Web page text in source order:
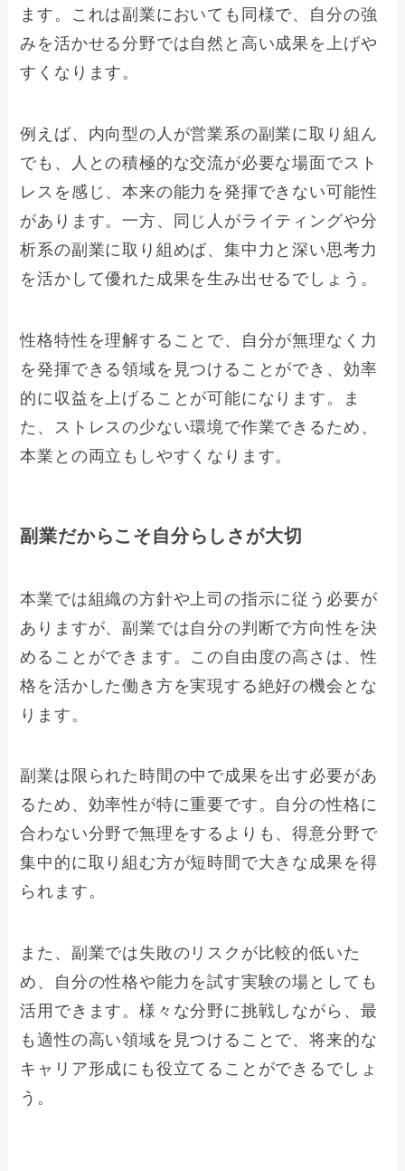
ます。これは副業においても同様で、自分の強
みを活かせる分野では自然と高い成果を上げや
すくなります。
例えば、内向型の人が営業系の副業に取り組ん
でも、人との積極的な交流が必要な場面でスト
レスを感じ、本来の能力を発揮できない可能性
があります。一方、同じ人がライティングや分
析系の副業に取り組めば、集中力と深い思考力
を活かして優れた成果を生み出せるでしょう。
性格特性を理解することで、自分が無理なく力
を発揮できる領域を見つけることができ、効率
的に収益を上げることが可能になります。ま
た、ストレスの少ない環境で作業できるため、
本業との両立もしやすくなります。
副業だからこそ自分らしさが大切
本業では組織の方針や上司の指示に従う必要が
ありますが、副業では自分の判断で方向性を決
めることができます。この自由度の高さは、性
格を活かした働き方を実現する絶好の機会とな
ります。
副業は限られた時間の中で成果を出す必要があ
るため、効率性が特に重要です。自分の性格に
合わない分野で無理をするよりも、得意分野で
集中的に取り組む方が短時間で大きな成果を得
られます。
また、副業では失敗のリスクが比較的低いた
め、自分の性格や能力を試す実験の場としても
活用できます。様々な分野に挑戦しながら、最
も適性の高い領域を見つけることで、将来的な
キャリア形成にも役立てることができるでしょ
う。